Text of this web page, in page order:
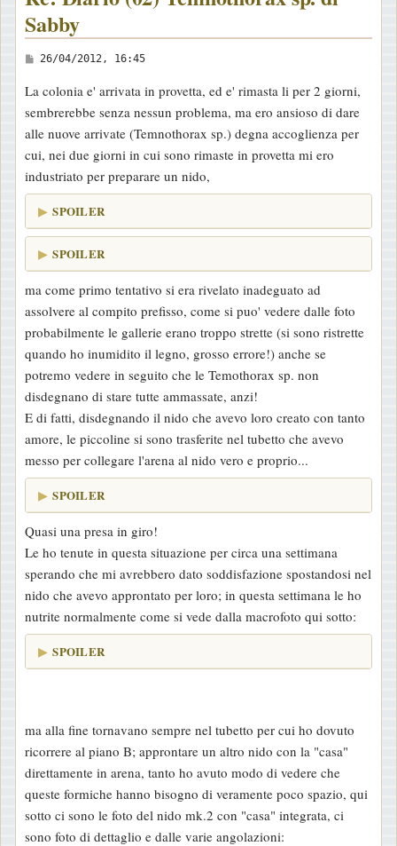
Sabby
M
s
s
a
g
g
i
o
26/04/2012, 16:45
La colonia e' arrivata in provetta, ed e' rimasta li per 2 giorni,
sembrerebbe senza nessun problema, ma ero ansioso di dare
alle nuove arrivate (Temnothorax sp.) degna accoglienza per
cui, nei due giorni in cui sono rimaste in provetta mi ero
industriato per preparare un nido,
SPOILER
SPOILER
ma come primo tentativo si era rivelato inadeguato ad
assolvere al compito prefisso, come si puo' vedere dalle foto
probabilmente le gallerie erano troppo strette (si sono ristrette
quando ho inumidito il legno, grosso errore!) anche se
potremo vedere in seguito che le Temothorax sp. non
disdegnano di stare tutte ammassate, anzi!
E di fatti, disdegnando il nido che avevo loro creato con tanto
amore, le piccoline si sono trasferite nel tubetto che avevo
messo per collegare l'arena al nido vero e proprio...
SPOILER
Quasi una presa in giro!
Le ho tenute in questa situazione per circa una settimana
sperando che mi avrebbero dato soddisfazione spostandosi nel
nido che avevo approntato per loro; in questa settimana le ho
nutrite normalmente come si vede dalla macrofoto qui sotto:
SPOILER
ma alla fine tornavano sempre nel tubetto per cui ho dovuto
ricorrere al piano B; approntare un altro nido con la "casa"
direttamente in arena, tanto ho avuto modo di vedere che
queste formiche hanno bisogno di veramente poco spazio, qui
sotto ci sono le foto del nido mk.2 con "casa" integrata, ci
sono foto di dettaglio e dalle varie angolazioni: